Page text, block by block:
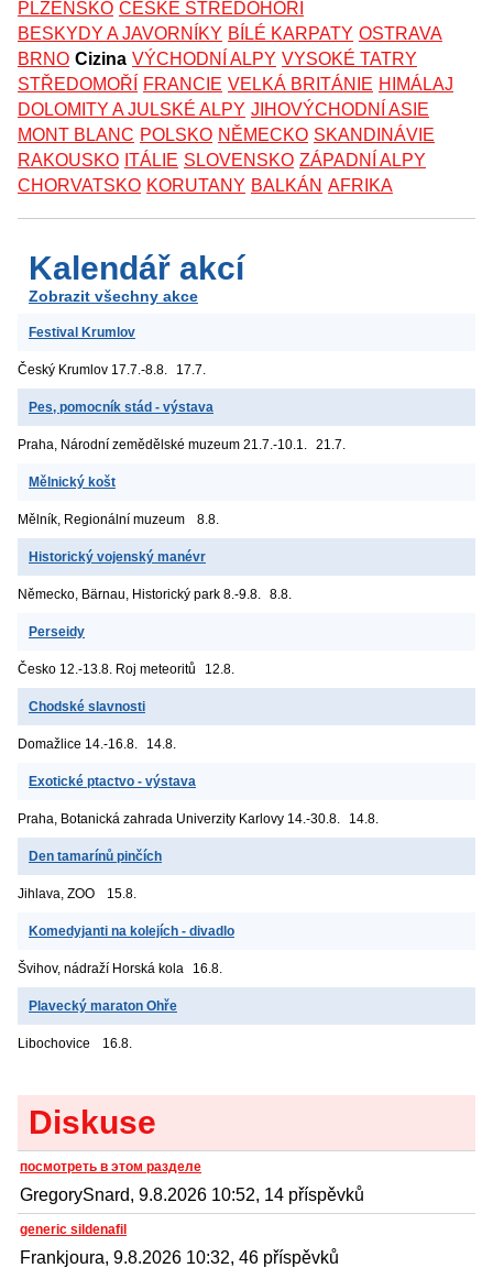
PLZEŇSKO ČESKÉ STŘEDOHOŘÍ
BESKYDY A JAVORNÍKY BÍLÉ KARPATY OSTRAVA
BRNO Cizina VÝCHODNÍ ALPY VYSOKÉ TATRY
STŘEDOMOŘÍ
FRANCIE VELKÁ BRITÁNIE HIMÁLAJ
DOLOMITY A JULSKÉ ALPY JIHOVÝCHODNÍ ASIE
MONT BLANC POLSKO NĚMECKO SKANDINÁVIE
RAKOUSKO ITÁLIE SLOVENSKO ZÁPADNÍ ALPY
CHORVATSKO KORUTANY BALKÁN AFRIKA
Kalendář akcí
Zobrazit všechny akce
Festival Krumlov
Český Krumlov 17.7.-8.8. 17.7.
Pes, pomocník stád - výstava
Praha, Národní zemědělské muzeum 21.7.-10.1. 21.7.
Mělnický košt
Mělník, Regionální muzeum 8.8.
Historický vojenský manévr
Německo, Bärnau, Historický park 8.-9.8. 8.8.
Perseidy
Česko 12.-13.8. Roj meteoritů 12.8.
Chodské slavnosti
Domažlice 14.-16.8. 14.8.
Exotické ptactvo - výstava
Praha, Botanická zahrada Univerzity Karlovy 14.-30.8. 14.8.
Den tamarínů pinčích
Jihlava, ZOO 15.8.
Komedyjanti na kolejích - divadlo
Švihov, nádraží Horská kola 16.8.
Plavecký maraton Ohře
Libochovice 16.8.
Diskuse
посмотреть в этом разделе
GregorySnard, 9.8.2026 10:52, 14 příspěvků
generic sildenafil
Frankjoura, 9.8.2026 10:32, 46 příspěvků